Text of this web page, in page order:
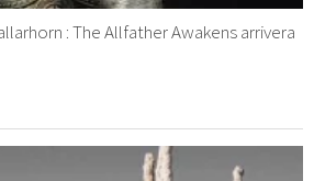
: The Allfather Awakens arrivera